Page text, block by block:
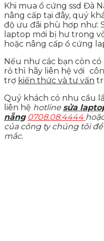
Khi mua ổ cứng ssd Đà
nâng cấp tại đây, quý
độ ưu đãi phù hơp như:
laptop mới bị hư trong
hoặc nâng cấp ổ cứng
Nếu như các bạn còn
rỏ thì hãy liên hệ với
trợ kiến thức và tư vấn
Quý khách có nhu cầu
liên hệ hotline sửa
nẵng 0708.08.4444
của công ty chúng tôi
mắc.